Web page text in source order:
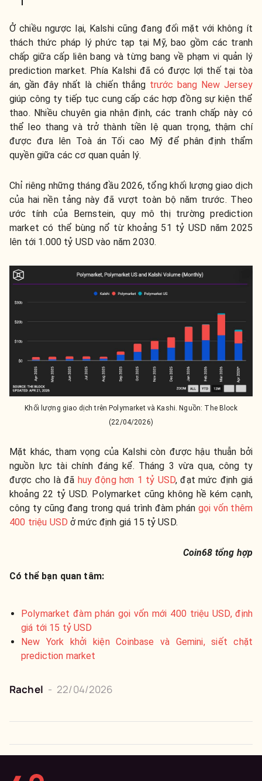
Ở chiều ngược lại, Kalshi cũng đang đối mặt với không ít
thách thức pháp lý phức tạp tại Mỹ, bao gồm các tranh
chấp giữa cấp liên bang và từng bang về phạm vi quản lý
prediction market. Phía Kalshi đã có được lợi thế tại tòa
án, gần đây nhất là chiến thắng trước bang New Jersey
giúp công ty tiếp tục cung cấp các hợp đồng sự kiện thể
thao. Nhiều chuyên gia nhận định, các tranh chấp này có
thể leo thang và trở thành tiền lệ quan trọng, thậm chí
được đưa lên Toà án Tối cao Mỹ để phân định thẩm
quyền giữa các cơ quan quản lý.
Chỉ riêng những tháng đầu 2026, tổng khối lượng giao dịch
của hai nền tảng này đã vượt toàn bộ năm trước. Theo
ước tính của Bernstein, quy mô thị trường prediction
market có thể bùng nổ từ khoảng 51 tỷ USD năm 2025
lên tới 1.000 tỷ USD vào năm 2030.
Khối lượng giao dịch trên Polymarket và Kashi. Nguồn: The Block
(22/04/2026)
Mặt khác, tham vọng của Kalshi còn được hậu thuẫn bởi
nguồn lực tài chính đáng kể. Tháng 3 vừa qua, công ty
được cho là đã huy động hơn 1 tỷ USD, đạt mức định giá
khoảng 22 tỷ USD. Polymarket cũng không hề kém cạnh,
công ty cũng đang trong quá trình đàm phán gọi vốn thêm
400 triệu USD ở mức định giá 15 tỷ USD.
Coin68 tổng hợp
Có thể bạn quan tâm:
Polymarket đàm phán gọi vốn mới 400 triệu USD, định
giá tới 15 tỷ USD
New York khởi kiện Coinbase và Gemini, siết chặt
prediction market
Rachel - 22/04/2026